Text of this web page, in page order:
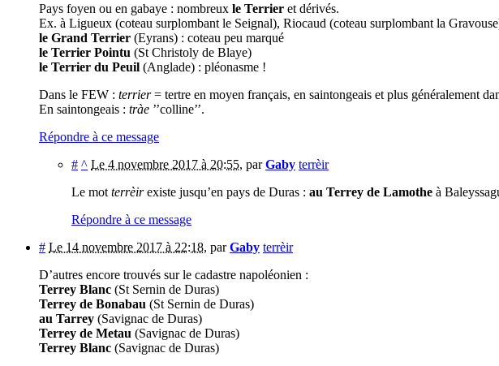
Pays foyen ou en gabaye : nombreux le Terrier et dérivés.
Ex. à Ligueux (coteau surplombant le Seignal), Riocaud (coteau surplombant la
le Grand Terrier (Eyrans) : coteau peu marqué
le Terrier Pointu (St Christoly de Blaye)
le Terrier du Peuil (Anglade) : pléonasme !
Dans le FEW : terrier= tertre en moyen français, en saintongeais et plus généralement
En saintongeais : tràe ’’colline’’.
Répondre à ce message
# ^ Le 4 novembre 2017 à 20:55, parGaby terrèir
Le mot terrèirexiste jusqu’en pays de Duras : au Terrey de Lamothe à
Répondre à ce message
# Le 14 novembre 2017 à 22:18, parGaby terrèir
D’autres encore trouvés sur le cadastre napoléonien :
Terrey Blanc (St Sernin de Duras)
Terrey de Bonabau (St Sernin de Duras)
au Tarrey (Savignac de Duras)
Terrey de Metau (Savignac de Duras)
Terrey Blanc (Savignac de Duras)